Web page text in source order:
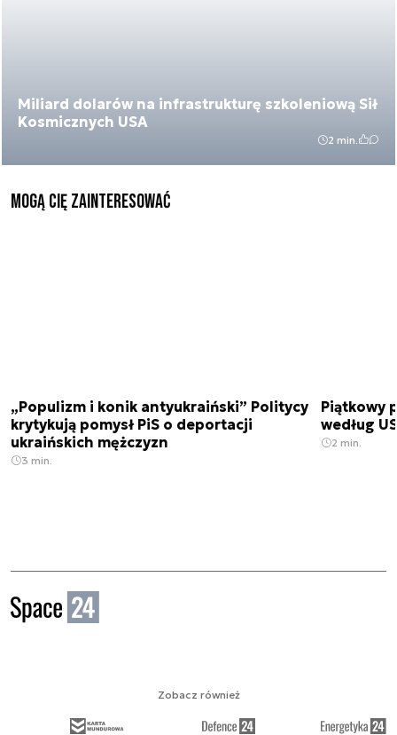
Miliard dolarów na infrastrukturę szkoleniową Sił
Kosmicznych USA
2 min.
Mogą Cię zainteresować
„Populizm i konik antyukraiński” Politycy
krytykują pomysł PiS o deportacji
ukraińskich mężczyzn
3 min.
Piątkowy
według
2 min.
Zobacz również